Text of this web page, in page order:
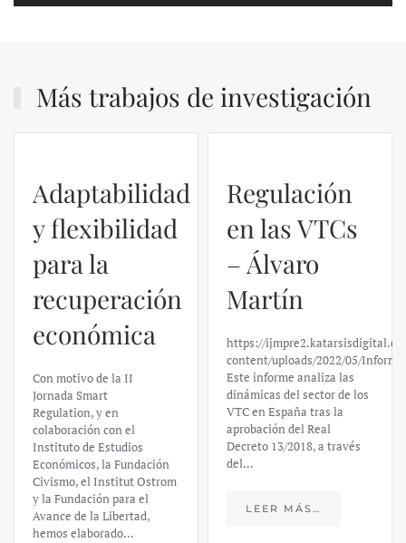
Más trabajos de investigación
Adaptabilidad
y flexibilidad
para la
recuperación
económica
Con motivo de la II
Jornada Smart
Regulation, y en
colaboración con el
Instituto de Estudios
Económicos, la Fundación
Civismo, el Institut Ostrom
y la Fundación para el
Avance de la Libertad,
hemos elaborado…
Regulación
en las VTCs
– Álvaro
Martín
https://
content/uploads/2022/05/
Este informe analiza las
dinámicas del sector de los
VTC en España tras la
aprobación del Real
Decreto 13/2018, a través
del…
LEER MÁS…